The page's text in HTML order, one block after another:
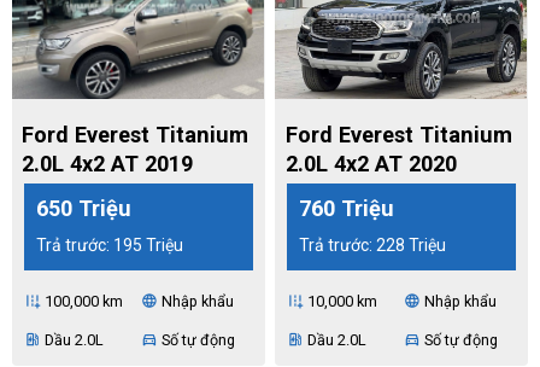
Ford Everest Titanium
2.0L 4x2 AT 2019
650 Triệu
Trả trước: 195 Triệu
add_road 100,000 km language Nhập khẩu
ev_station Dầu 2.0L directions_car Số tự động
Ford Everest Titanium
2.0L 4x2 AT 2020
760 Triệu
Trả trước: 228 Triệu
add_road 10,000 km language Nhập khẩu
ev_station Dầu 2.0L directions_car Số tự động